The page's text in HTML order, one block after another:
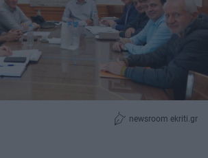
newsroom ekriti.gr